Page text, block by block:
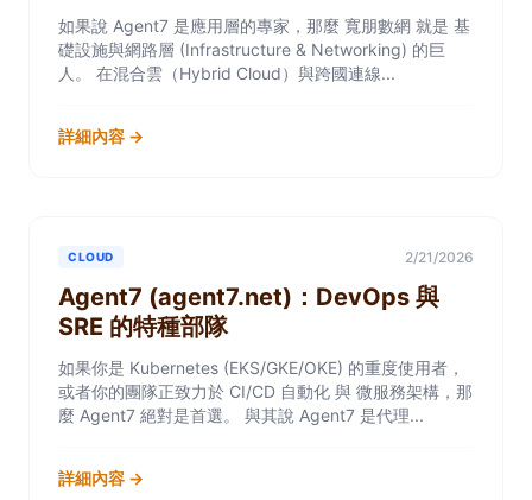
如果說 Agent7 是應用層的專家，那麼 寬朋數網 就是 基
礎設施與網路層 (Infrastructure & Networking) 的巨
人。 在混合雲（Hybrid Cloud）與跨國連線...
詳細內容 →
CLOUD 2/21/2026
Agent7 (agent7.net)：DevOps 與
SRE 的特種部隊
如果你是 Kubernetes (EKS/GKE/OKE) 的重度使用者，
或者你的團隊正致力於 CI/CD 自動化 與 微服務架構，那
麼 Agent7 絕對是首選。 與其說 Agent7 是代理...
詳細內容 →